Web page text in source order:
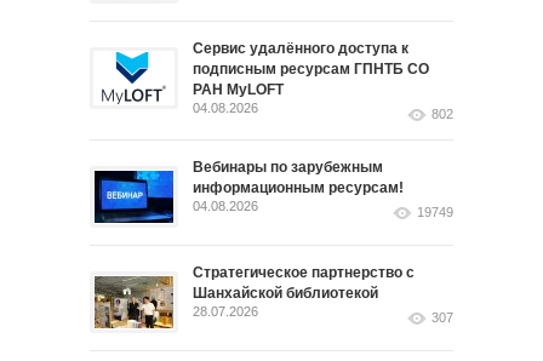
Сервис удалённого доступа к
подписным ресурсам ГПНТБ СО
РАН MyLOFT
04.08.2026 802
Вебинары по зарубежным
информационным ресурсам!
04.08.2026 19749
Стратегическое партнерство с
Шанхайской библиотекой
28.07.2026 307